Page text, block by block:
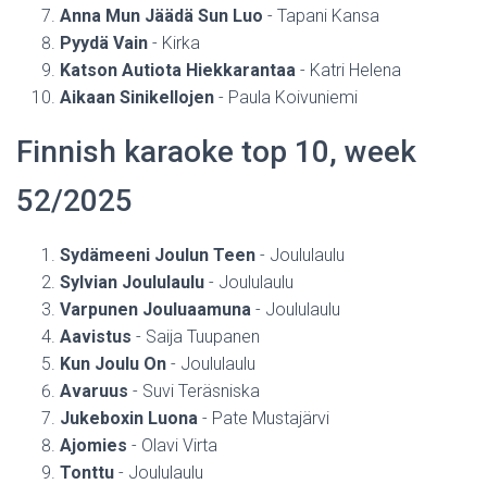
Anna Mun Jäädä Sun Luo - Tapani Kansa
Pyydä Vain - Kirka
Katson Autiota Hiekkarantaa - Katri Helena
Aikaan Sinikellojen - Paula Koivuniemi
Finnish karaoke top 10, week
52/2025
Sydämeeni Joulun Teen - Joululaulu
Sylvian Joululaulu - Joululaulu
Varpunen Jouluaamuna - Joululaulu
Aavistus - Saija Tuupanen
Kun Joulu On - Joululaulu
Avaruus - Suvi Teräsniska
Jukeboxin Luona - Pate Mustajärvi
Ajomies - Olavi Virta
Tonttu - Joululaulu